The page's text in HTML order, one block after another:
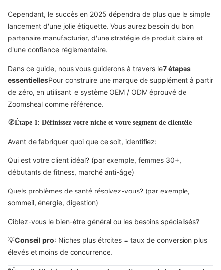
Cependant, le succès en 2025 dépendra de plus que le simple
lancement d'une jolie étiquette. Vous aurez besoin du bon
partenaire manufacturier, d'une stratégie de produit claire et
d'une confiance réglementaire.
Dans ce guide, nous vous guiderons à travers le7 étapes
essentiellesPour construire une marque de supplément à partir
de zéro, en utilisant le système OEM / ODM éprouvé de
Zoomsheal comme référence.
🧭Étape 1: Définissez votre niche et votre segment de clientèle
Avant de fabriquer quoi que ce soit, identifiez:
Qui est votre client idéal? (par exemple, femmes 30+,
débutants de fitness, marché anti-âge)
Quels problèmes de santé résolvez-vous? (par exemple,
sommeil, énergie, digestion)
Ciblez-vous le bien-être général ou les besoins spécialisés?
💡Conseil pro: Niches plus étroites = taux de conversion plus
élevés et moins de concurrence.